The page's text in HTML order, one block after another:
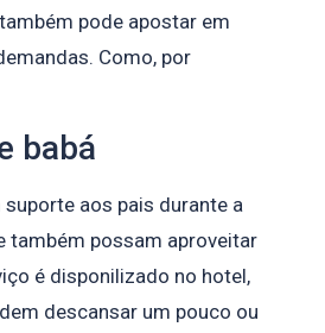
pode apostar em
Como, por
babá
suporte aos pais durante a
também possam aproveitar
é disponilizado no hotel,
descansar um pouco ou